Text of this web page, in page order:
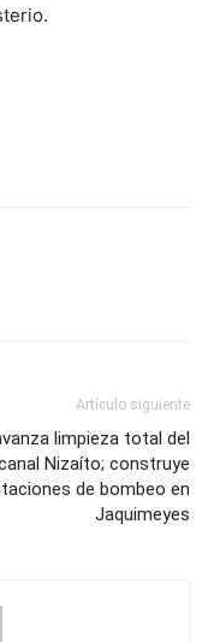
Artículo siguiente
limpieza total del
Nizaíto; construye
de bombeo en
Jaquimeyes